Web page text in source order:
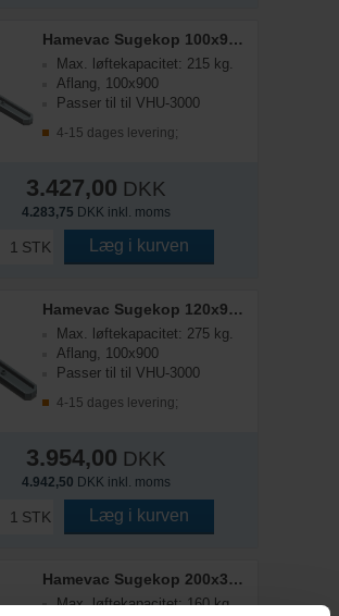
Hamevac Sugekop 100x900 mm, t/ VHU-3000
Max. løftekapacitet: 215 kg.
Aflang, 100x900
Passer til til VHU-3000
4-15 dages levering;
3.427,00 DKK
4.283,75 DKK inkl. moms
STK Læg i kurven
Hamevac Sugekop 120x900 mm, t/ VHU-3000
Max. løftekapacitet: 275 kg.
Aflang, 100x900
Passer til til VHU-3000
4-15 dages levering;
3.954,00 DKK
4.942,50 DKK inkl. moms
STK Læg i kurven
Hamevac Sugekop 200x350 mm, t/ VHU-3000
Max. løftekapacitet: 160 kg.